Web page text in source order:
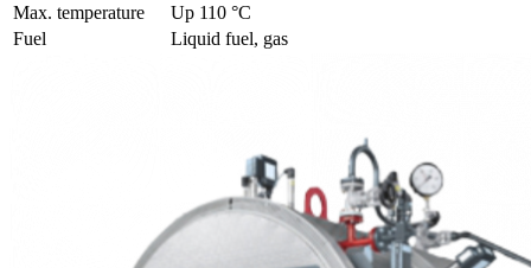
Max. temperature
Up 110 °C
Fuel
Liquid fuel, gas